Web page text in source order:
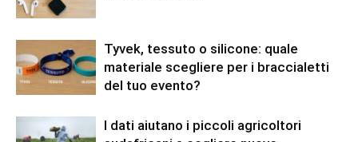
Tyvek, tessuto o silicone: quale
materiale scegliere per i braccialetti
del tuo evento?
I dati aiutano i piccoli agricoltori